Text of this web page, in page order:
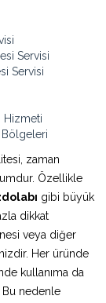
Servisi
Servisi
Hizmeti
Bölgeleri
zaman
Özellikle
gibi büyük
dikkat
veya diğer
Her üründe
kullanıma da
Bu nedenle